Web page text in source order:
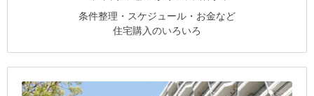
条件整理・スケジュール・お金など
住宅購入のいろいろ